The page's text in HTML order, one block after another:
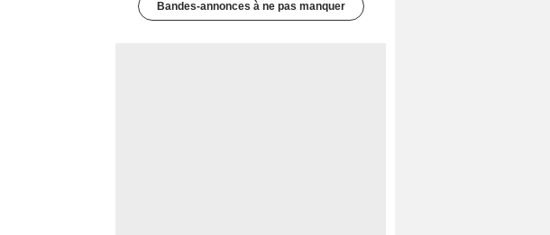
Bandes-annonces à ne pas manquer